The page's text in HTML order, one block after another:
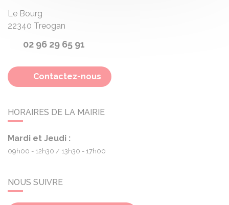
Le Bourg
22340 Treogan
02 96 29 65 91
Contactez-nous
HORAIRES DE LA MAIRIE
Mardi et Jeudi :
09h00 - 12h30 13h30 - 17h00
NOUS SUIVRE